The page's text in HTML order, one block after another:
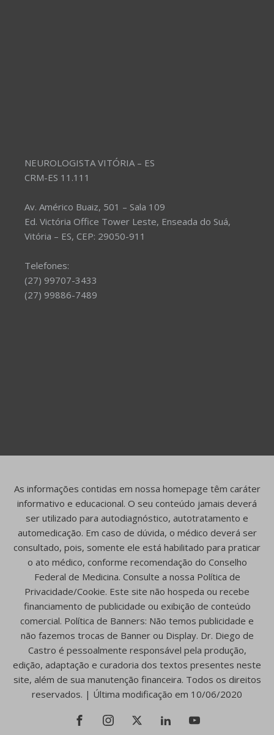
NEUROLOGISTA VITÓRIA – ES
CRM-ES 11.111
Av. Américo Buaiz, 501 – Sala 109
Ed. Victória Office Tower Leste, Enseada do Suá,
Vitória – ES, CEP: 29050-911
Telefones:
(27) 99707-3433
(27) 99886-7489
As informações contidas em nossa homepage têm caráter
informativo e educacional. O seu conteúdo jamais deverá
ser utilizado para autodiagnóstico, autotratamento e
automedicação. Em caso de dúvida, o médico deverá ser
consultado, pois, somente ele está habilitado para praticar
o ato médico, conforme recomendação do Conselho
Federal de Medicina. Consulte a nossa Política de
Privacidade/Cookie. Este site não hospeda ou recebe
financiamento de publicidade ou exibição de conteúdo
comercial. Política de Banners: Não temos publicidade e
não fazemos trocas de Banner ou Display. Dr. Diego de
Castro é pessoalmente responsável pela produção,
edição, adaptação e curadoria dos textos presentes neste
site, além de sua manutenção financeira. Todos os direitos
reservados. | Última modificação em 10/06/2020